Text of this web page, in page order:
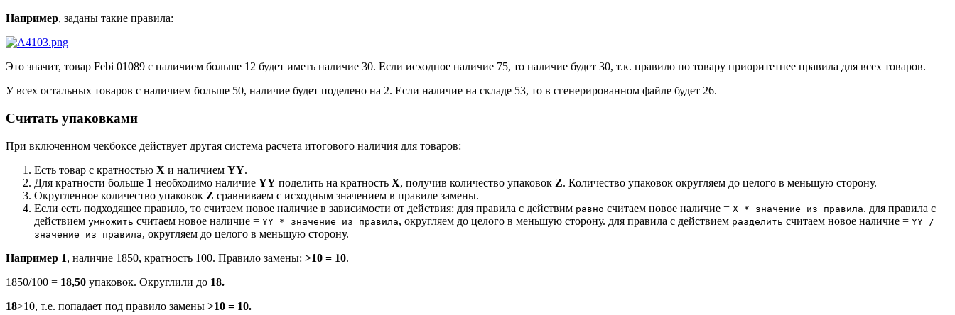
Например, заданы такие правила:
Это значит, товар Febi 01089 с наличием больше 12 будет иметь наличие 30. Если исходное наличие 75, то наличие будет 30, т.к. правило по товару приоритетнее правила для всех товаров.
У всех остальных товаров с наличием больше 50, наличие будет поделено на 2. Если наличие на складе 53, то в сгенерированном файле будет 26.
Считать упаковками
При включенном чекбоксе действует другая система расчета итогового наличия для товаров:
Есть товар с кратностью X и наличием YY.
Для кратности больше 1 необходимо наличие YY поделить на кратность X, получив количество упаковок Z. Количество упаковок округляем до целого в меньшую сторону.
Округленное количество упаковок Z сравниваем с исходным значением в правиле замены.
Если есть подходящее правило, то считаем новое наличие в зависимости от действия: для правила с действим равно считаем новое наличие = Х * значение из правила. для правила с
действием умножить считаем новое наличие = YY * значение из правила, округляем до целого в меньшую сторону. для правила с действием разделить считаем новое наличие = YY /
значение из правила, округляем до целого в меньшую сторону.
Например 1, наличие 1850, кратность 100. Правило замены: >10 = 10.
1850/100 = 18,50 упаковок. Округлили до 18.
18>10, т.е. попадает под правило замены >10 = 10.